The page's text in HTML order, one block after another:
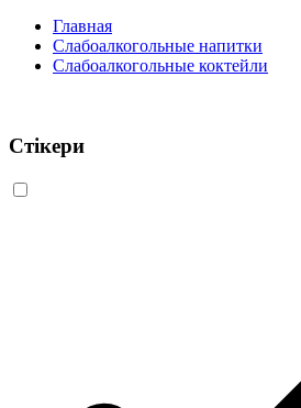
Главная
Слабоалкогольные напитки
Слабоалкогольные коктейли
Стікери